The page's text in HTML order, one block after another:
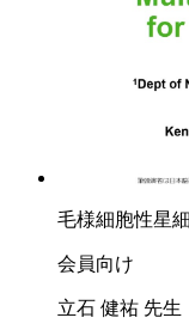
毛様細胞性星
会員向け
立石 健祐 先生